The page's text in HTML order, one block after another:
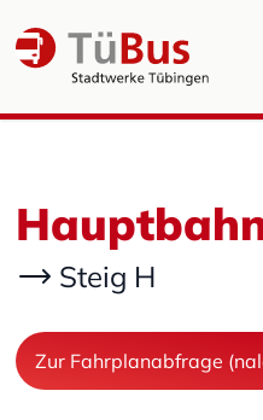
Steig H
Zur Fahrplanabfrage